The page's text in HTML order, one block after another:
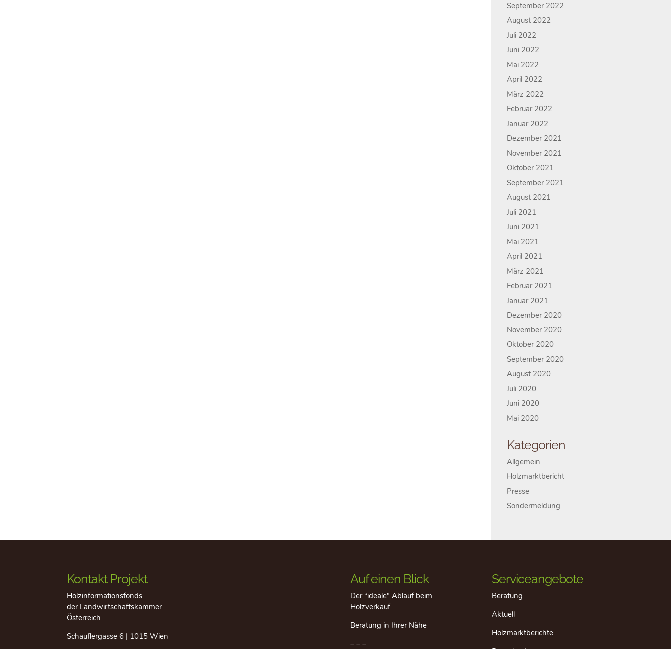
September 2022
August 2022
Juli 2022
Juni 2022
Mai 2022
April 2022
März 2022
Februar 2022
Januar 2022
Dezember 2021
November 2021
Oktober 2021
September 2021
August 2021
Juli 2021
Juni 2021
Mai 2021
April 2021
März 2021
Februar 2021
Januar 2021
Dezember 2020
November 2020
Oktober 2020
September 2020
August 2020
Juli 2020
Juni 2020
Mai 2020
Kategorien
Allgemein
Holzmarktbericht
Presse
Sondermeldung
Kontakt Projekt
Holzinformationsfonds
der Landwirtschaftskammer
Österreich
Schauflergasse 6 | 1015 Wien
Auf einen Blick
Der “ideale” Ablauf beim
Holzverkauf
Beratung in Ihrer Nähe
– – –
Serviceangebote
Beratung
Aktuell
Holzmarktberichte